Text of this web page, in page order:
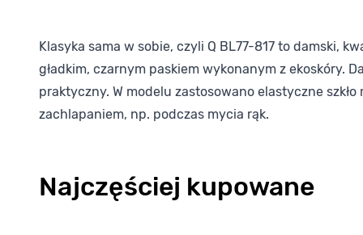
Klasyka sama w sobie, czyli Q BL77-817 to damski,
gładkim, czarnym paskiem wykonanym z ekoskóry.
praktyczny. W modelu zastosowano elastyczne
zachlapaniem, np. podczas mycia rąk.
Najczęściej kupowane